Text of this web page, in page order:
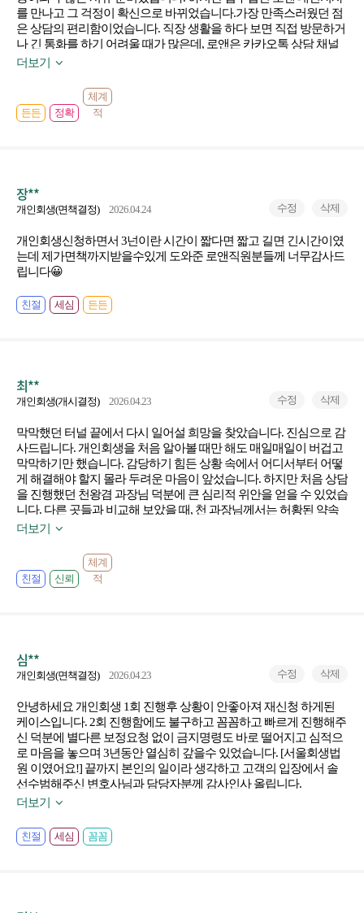
를 만나고 그 걱정이 확신으로 바뀌었습니다. ​가장 만족스러웠던 점
은 상담의 편리함이었습니다. 직장 생활을 하다 보면 직접 방문하거
나 긴 통화를 하기 어려울 때가 많은데, 로앤은 카카오톡 상담 채널
이 정말 잘 되어 있어서 실시간으로 궁금한 점을 묻고 빠르게 답변을
바로 피드백을 주셔서 시행착오를 크게 줄일 수 있었어요. ​특히 제가
놓치기 쉬운 세세한 부분까지 전문적으로 챙겨주시는 모습에 정말
내 사건에 진심이구나라는 느낌을 받았습니다. 덕분에 까다로운 절
니다. 그 외 팀원분들 또한 너무 감사드립니다. 이제 새 출발 하는 기
분으로 열심히 살아보겠습니다!
더보기
든든 정확
체계
적
장**
개인회생(면책결정) 2026.04.24 수정 삭제
개인회생신청하면서 3넌이란 시간이 짧다면 짧고 길면 긴시간이였
는데 제가면책까지받을수있게 도와준 로앤직원분들께 너무감사드
립니다😀
친절 세심 든든
최**
개인회생(개시결정) 2026.04.23 수정 삭제
막막했던 터널 끝에서 다시 일어설 희망을 찾았습니다. 진심으로 감
사드립니다. 개인회생을 처음 알아볼 때만 해도 매일매일이 버겁고
막막하기만 했습니다. 감당하기 힘든 상황 속에서 어디서부터 어떻
게 해결해야 할지 몰라 두려운 마음이 앞섰습니다. 하지만 처음 상담
을 진행했던 천왕겸 과장님 덕분에 큰 심리적 위안을 얻을 수 있었습
니다. 다른 곳들과 비교해 보았을 때, 천 과장님께서는 허황된 약속
보다는 제 현재 상황을 객관적으로 분석하여 가장 현실적이고 팩트
수 있는 수임료 부분까지 합리적으로 계산하고 계획할 수 있도록 안
내해 주신 점이 정말 큰 도움이 되었습니다. 본격적인 절차가 시작된
후에는 신석영 대리님의 세심한 조력이 저에게 큰 힘이 되었습니다.
다. 막연했던 두려움이 사라지고, 이제는 다시 시작할 수 있다는 확
신이 생겼습니다. 가장 힘들고 지쳤던 시기에 현실적이고 든든한 조
립니다. 끝까지 책임감 있게 좋은 결과를 이끌어주신 덕분에, 앞으로
남은 3년의 납부 기간 동안 변제금을 성실하게 납부하며 책임감 있
게 새로운 삶을 살아갈 수 있게 되었습니다. 저처럼 홀로 어려움을
겪으며 고민하시는 분들이 계신다면, 주저 없이 이곳에서 현실적인
진단과 도움을 받아보시라고 권하고 싶습니다. 다시 한번 깊은 감사
의 말씀을 전합니다.
더보기
친절 신뢰
체계
적
심**
개인회생(면책결정) 2026.04.23 수정 삭제
안녕하세요 개인회생 1회 진행후 상황이 안좋아져 재신청 하게된
케이스입니다. 2회 진행함에도 불구하고 꼼꼼하고 빠르게 진행해주
신 덕분에 별다른 보정요청 없이 금지명령도 바로 떨어지고 심적으
로 마음을 놓으며 3년동안 열심히 갚을수 있었습니다. [서울회생법
원 이였어요!] 끝까지 본인의 일이라 생각하고 고객의 입장에서 솔
선수범해주신 변호사님과 담당자분께 감사인사 올립니다.
더보기
친절 세심 꼼꼼